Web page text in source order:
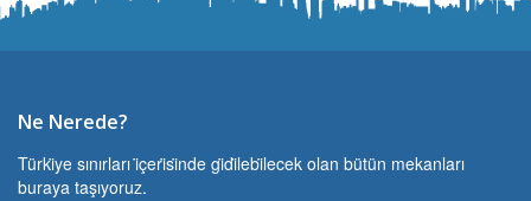
Ne Nerede?
Türki̇ye sınırları i̇çeri̇si̇nde gi̇di̇lebi̇lecek olan bütün mekanları
buraya taşıyoruz.